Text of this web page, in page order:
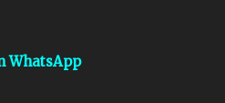
WhatsApp